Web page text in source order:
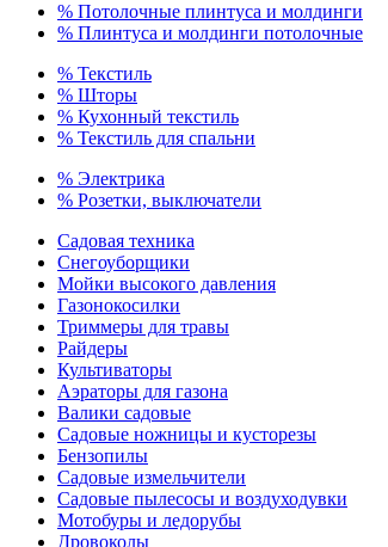
% Потолочные плинтуса и молдинги
% Плинтуса и молдинги потолочные
% Текстиль
% Шторы
% Кухонный текстиль
% Текстиль для спальни
% Электрика
% Розетки, выключатели
Садовая техника
Снегоуборщики
Мойки высокого давления
Газонокосилки
Триммеры для травы
Райдеры
Культиваторы
Аэраторы для газона
Валики садовые
Садовые ножницы и кусторезы
Бензопилы
Садовые измельчители
Садовые пылесосы и воздуходувки
Мотобуры и ледорубы
Дровоколы